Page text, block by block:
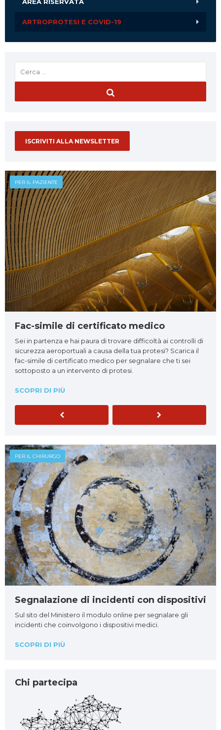
ARTROPROTESI E COVID-19
ISCRIVITI ALLA NEWSLETTER
PER IL PAZIENTE
Fac-simile di certificato medico
Sei in partenza e hai paura di trovare difficoltà ai controlli di
sicurezza aeroportuali a causa della tua protesi? Scarica il
fac-simile di certificato medico per segnalare che ti sei
sottoposto a un intervento di protesi.
SCOPRI DI PIÙ
Previous Next
PER IL CHIRURGO
Segnalazione di incidenti con dispositivi
Sul sito del Ministero il modulo online per segnalare gli
incidenti che coinvolgono i dispositivi medici.
SCOPRI DI PIÙ
Chi partecipa